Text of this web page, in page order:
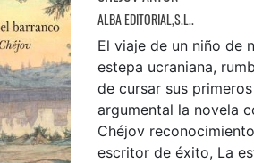
ALBA EDITORIAL,S.L..
El viaje de un niño de
estepa ucraniana,
de cursar sus
argumental la novela
Chéjov
escritor de éxito, La